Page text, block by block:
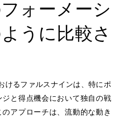
ォーメーシ
うに比較さ
けるファルスナインは、特にポ
と得点機会において独自の戦
アプローチは、流動的な動き